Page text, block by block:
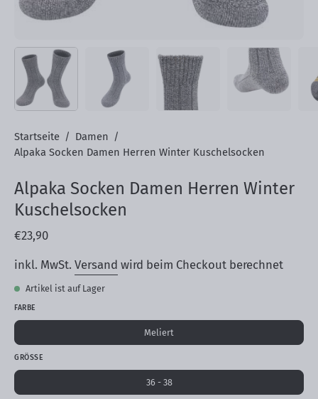
Startseite / Damen /
Alpaka Socken Damen Herren Winter Kuschelsocken
Alpaka Socken Damen Herren Winter
Kuschelsocken
€23,90
inkl. MwSt. Versand wird beim Checkout berechnet
Artikel ist auf Lager
FARBE
Meliert
GRÖSSE
36 - 38